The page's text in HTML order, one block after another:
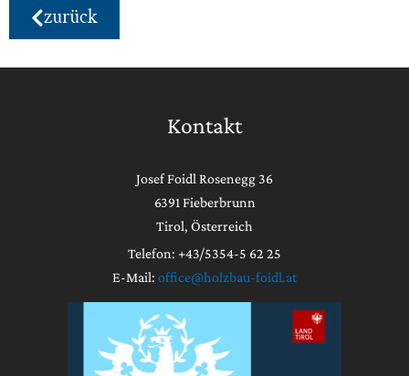
zurück
Kontakt
Josef Foidl Rosenegg 36
6391 Fieberbrunn
Tirol, Österreich
Telefon: +43/5354-5 62 25
E-Mail: office@holzbau-foidl.at